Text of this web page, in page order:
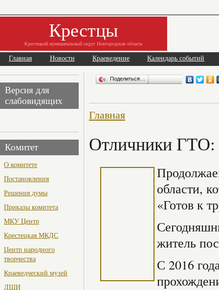
Крестцы
Крестецкий муниципальный округ Новгородская область
Главная Новости Краеведение Календарь событий
Версия для
слабовидящих
Комитет
О комитете
Постановления
Решения думы
Приказы комитета
МКУ Центр
Крестецкая МКДС
Центр народного
творчества
Краеведческий музей
ДШИ
Поделиться…
Главная
Отличники ГТО:
области,
«Готов к
житель
С 2016